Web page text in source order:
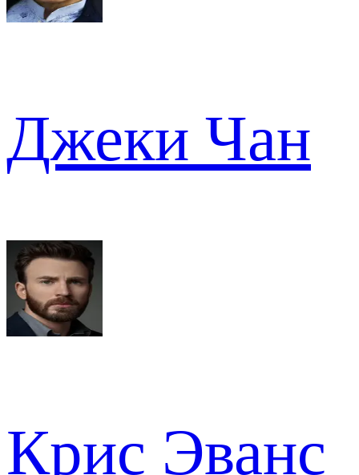
Джеки Чан
Крис Эванс